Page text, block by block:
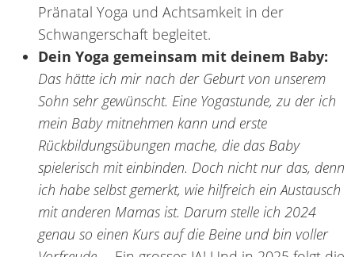
Pränatal Yoga und Achtsamkeit in der
Schwangerschaft begleitet.
Dein Yoga gemeinsam mit deinem Baby:
Das hätte ich mir nach der Geburt von unserem
Sohn sehr gewünscht. Eine Yogastunde, zu der ich
mein Baby mitnehmen kann und erste
Rückbildungsübungen mache, die das Baby
spielerisch mit einbinden. Doch nicht nur das, denn
ich habe selbst gemerkt, wie hilfreich ein Austausch
mit anderen Mamas ist. Darum stelle ich 2024
genau so einen Kurs auf die Beine und bin voller